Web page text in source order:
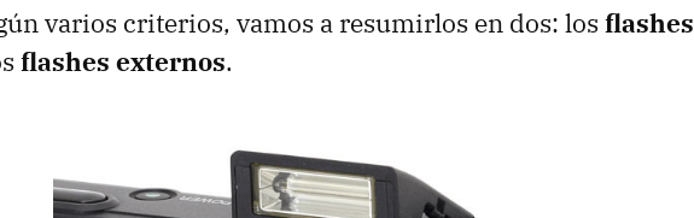
varios criterios, vamos a resumirlos en dos: los flashes
flashes externos.